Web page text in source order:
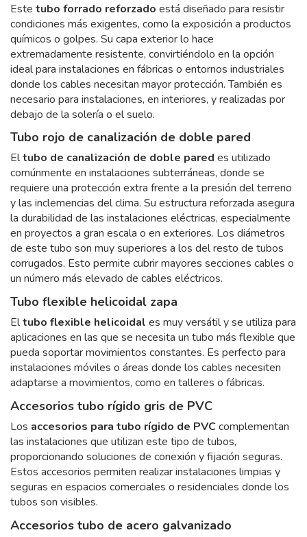
Este tubo forrado reforzado está diseñado para resistir
condiciones más exigentes, como la exposición a productos
químicos o golpes. Su capa exterior lo hace
extremadamente resistente, convirtiéndolo en la opción
ideal para instalaciones en fábricas o entornos industriales
donde los cables necesitan mayor protección. También es
necesario para instalaciones, en interiores, y realizadas por
debajo de la solería o el suelo.
Tubo rojo de canalización de doble pared
Eltubo de canalización de doble pared es utilizado
comúnmente en instalaciones subterráneas, donde se
requiere una protección extra frente a la presión del terreno
y las inclemencias del clima. Su estructura reforzada asegura
la durabilidad de las instalaciones eléctricas, especialmente
en proyectos a gran escala o en exteriores. Los diámetros
de este tubo son muy superiores a los del resto de tubos
corrugados. Esto permite cubrir mayores secciones cables o
un número más elevado de cables eléctricos.
Tubo flexible helicoidal zapa
Eltubo flexible helicoidal es muy versátil y se utiliza para
aplicaciones en las que se necesita un tubo más flexible que
pueda soportar movimientos constantes. Es perfecto para
instalaciones móviles o áreas donde los cables necesiten
adaptarse a movimientos, como en talleres o fábricas.
Accesorios tubo rígido gris de PVC
Los accesorios para tubo rígido de PVCcomplementan
las instalaciones que utilizan este tipo de tubos,
proporcionando soluciones de conexión y fijación seguras.
Estos accesorios permiten realizar instalaciones limpias y
seguras en espacios comerciales o residenciales donde los
tubos son visibles.
Accesorios tubo de acero galvanizado